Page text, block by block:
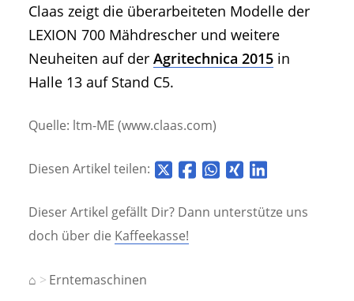
Claas zeigt die überarbeiteten Modelle der
LEXION 700 Mähdrescher und weitere
Neuheiten auf der Agritechnica 2015 in
Halle 13 auf Stand C5.
Quelle: ltm-ME (www.claas.com)
Diesen Artikel teilen:
Dieser Artikel gefällt Dir? Dann unterstütze uns
doch über die Kaffeekasse!
⌂ Erntemaschinen